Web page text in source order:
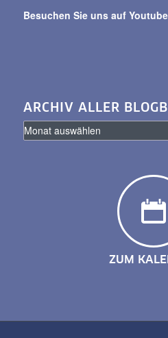
Besuchen Sie uns auf Youtube
ARCHIV ALLER
ZUM